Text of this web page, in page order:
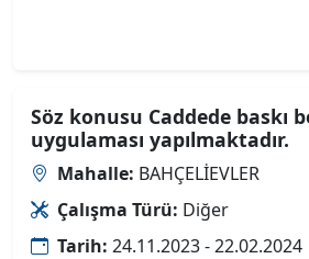
Söz konusu Caddede baskı
uygulaması yapılmaktadır.
Mahalle: BAHÇELİEVLER
Çalışma Türü: Diğer
Tarih: 24.11.2023 - 22.02.2024